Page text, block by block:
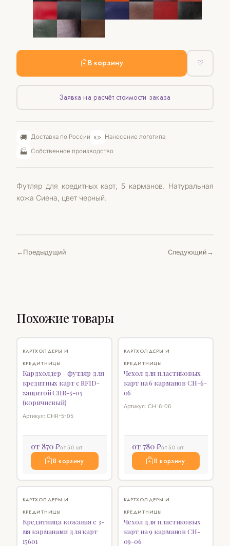
В корзину ♡
Заявка на расчёт стоимости заказа
🚚 Доставка по России ✏️ Нанесение логотипа
🏭 Собственное производство
Футляр для кредитных карт, 5 карманов. Натуральная
кожа Сиена, цвет черный.
Предыдущий Следующий
Похожие товары
КАРТХОЛДЕРЫ И
КРЕДИТНИЦЫ
Кардхолдер - футляр для
кредитных карт с RFID-
защитой CHR-5-05
(коричневый)
Артикул: CHR-5-05
от 870 ₽от 50 шт.
В корзину
КАРТХОЛДЕРЫ И
КРЕДИТНИЦЫ
Чехол для пластиковых
карт на 6 карманов CH-6-
06
Артикул: CH-6-06
от 780 ₽от 50 шт.
В корзину
КАРТХОЛДЕРЫ И
КРЕДИТНИЦЫ
Кредитница кожаная с 3-
мя карманами для карт
15601
КАРТХОЛДЕРЫ И
КРЕДИТНИЦЫ
Чехол для пластиковых
карт на 9 карманов CH-
09-06